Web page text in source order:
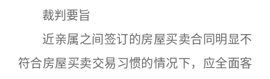
裁判要旨
近亲属之间签订的房屋买卖合同明显不
符合房屋买卖交易习惯的情况下，应全面客